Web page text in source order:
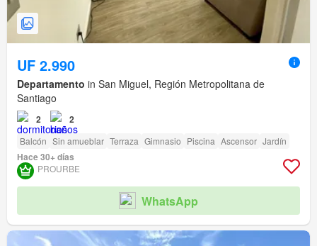
UF 2.990
Departamento in San Miguel, Región Metropolitana de
Santiago
2 2
Balcón Sin amueblar Terraza Gimnasio Piscina Ascensor Jardín
Hace 30+ días
PROURBE
WhatsApp